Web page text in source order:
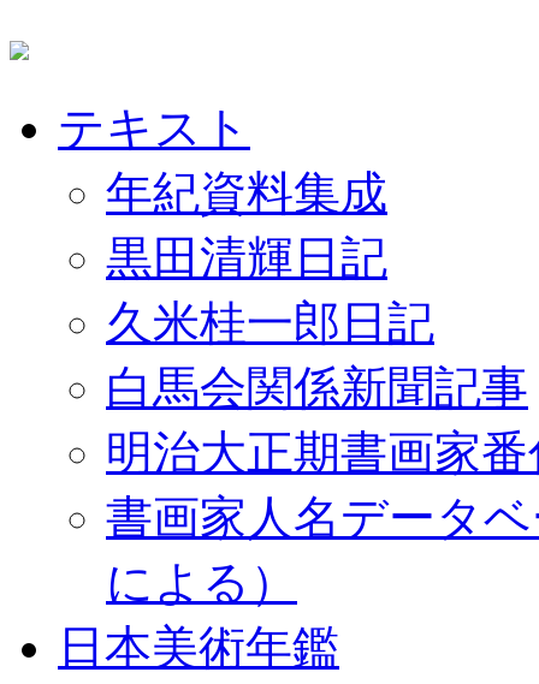
テキスト
年紀資料集成
黒田清輝日記
久米桂一郎日記
白馬会関係新聞記事
明治大正期書画家
書画家人名データ
による）
日本美術年鑑